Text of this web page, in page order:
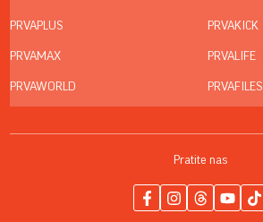
PRVAPLUS
PRVAMAX
PRVAWORLD
PRVAKICK
PRVALIFE
PRVAFILES
Pratite nas